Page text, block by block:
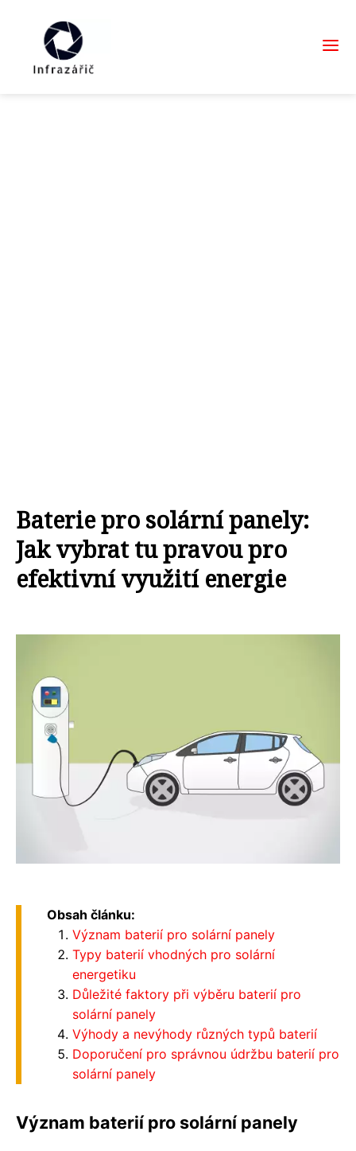
Baterie pro solární panely:
Jak vybrat tu pravou pro
efektivní využití energie
Obsah článku:
Význam baterií pro solární panely
Typy baterií vhodných pro solární
energetiku
Důležité faktory při výběru baterií pro
solární panely
Výhody a nevýhody různých typů baterií
Doporučení pro správnou údržbu baterií pro
solární panely
Význam baterií pro solární panely